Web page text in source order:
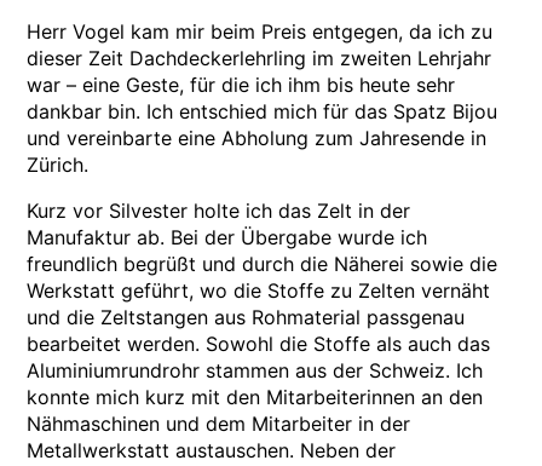
Herr Vogel kam mir beim Preis entgegen, da ich zu
dieser Zeit Dachdeckerlehrling im zweiten Lehrjahr
war – eine Geste, für die ich ihm bis heute sehr
dankbar bin. Ich entschied mich für das Spatz Bijou
und vereinbarte eine Abholung zum Jahresende in
Zürich.
Kurz vor Silvester holte ich das Zelt in der
Manufaktur ab. Bei der Übergabe wurde ich
freundlich begrüßt und durch die Näherei sowie die
Werkstatt geführt, wo die Stoffe zu Zelten vernäht
und die Zeltstangen aus Rohmaterial passgenau
bearbeitet werden. Sowohl die Stoffe als auch das
Aluminiumrundrohr stammen aus der Schweiz. Ich
konnte mich kurz mit den Mitarbeiterinnen an den
Nähmaschinen und dem Mitarbeiter in der
Metallwerkstatt austauschen. Neben der